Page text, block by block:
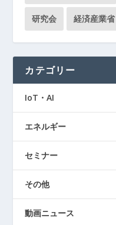
研究会 経済産業省
カテゴリー
IoT・AI
エネルギー
セミナー
その他
動画ニュース